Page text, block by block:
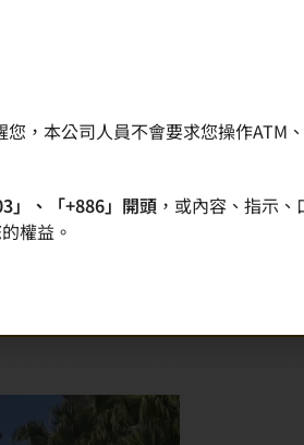
，本公司人員不會要求您操作ATM
」、「+886」開頭 ，或內容、指示
權益。